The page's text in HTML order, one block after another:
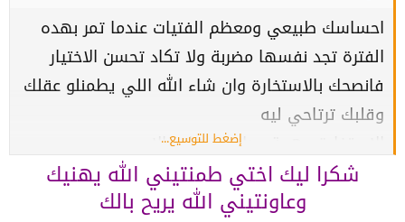
احساسك طبيعي ومعظم الفتيات عندما تمر بهده
الفترة تجد نفسها مضربة ولا تكاد تحسن الاختيار
فانصحك بالاستخارة وان شاء الله اللي يطمنلو عقلك
وقلبك ترتاحي ليه
الاستخارة مهمة جدا في هاته الامور
إضغط للتوسيع...
شكرا ليك اختي طمنتيني الله يهنيك
وعاونتيني الله يريح بالك